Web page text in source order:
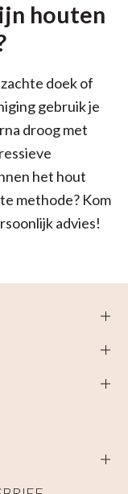
houten
doek of
gebruik je
droog met
het hout
methode? Kom
advies!